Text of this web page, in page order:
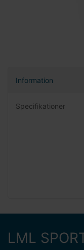
Information
Specifikationer
LML